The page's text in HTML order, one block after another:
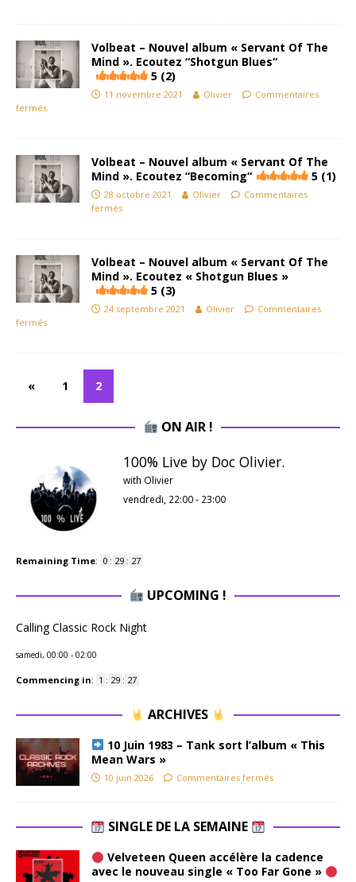
Volbeat – Nouvel album « Servant Of The
Mind ». Ecoutez “Shotgun Blues“
5 (2)
11 novembre 2021 Olivier
Commentaires
fermés
Volbeat – Nouvel album « Servant Of The
Mind ». Ecoutez “Becoming“
5 (1)
28 octobre 2021 Olivier
Commentaires
fermés
Volbeat – Nouvel album « Servant Of The
Mind ». Ecoutez « Shotgun Blues »
5 (3)
24 septembre 2021 Olivier
Commentaires
fermés
« 1 2
ON AIR !
100% Live by Doc Olivier.
with Olivier
vendredi, 22:00- 23:00
Remaining Time: 0 : 29 : 26
UPCOMING !
Calling Classic Rock Night
samedi, 00:00 - 02:00
Commencing in: 1 : 29 : 26
ARCHIVES
10 Juin 1983 – Tank sort l’album « This
Mean Wars »
10 juin 2026 Commentaires fermés
SINGLE DE LA SEMAINE
Velveteen Queen accélère la cadence
avec le nouveau single « Too Far Gone »